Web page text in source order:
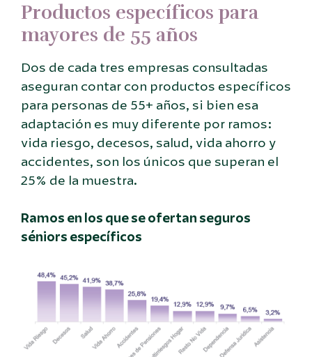
Productos específicos para
mayores de 55 años
Dos de cada tres empresas consultadas
aseguran contar con productos específicos
para personas de 55+ años, si bien esa
adaptación es muy diferente por ramos:
vida riesgo, decesos, salud, vida ahorro y
accidentes, son los únicos que superan el
25% de la muestra.
Ramos en los que se ofertan seguros
séniors específicos